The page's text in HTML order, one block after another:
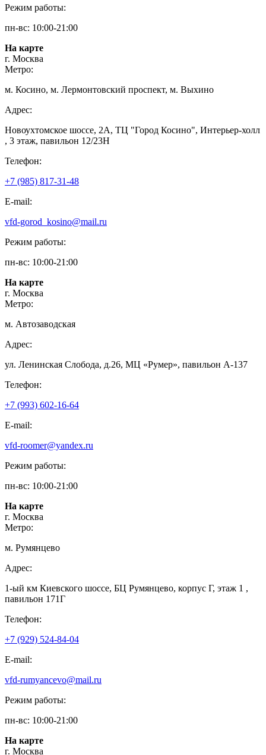
Режим работы:
пн-вс: 10:00-21:00
На карте
г. Москва
Метро:
м. Косино, м. Лермонтовский проспект, м. Выхино
Адрес:
Новоухтомское шоссе, 2А, ТЦ "Город Косино", Интерьер-холл
, 3 этаж, павильон 12/23Н
Телефон:
+7 (985) 817-31-48
E-mail:
vfd-gorod_kosino@mail.ru
Режим работы:
пн-вс: 10:00-21:00
На карте
г. Москва
Метро:
м. Автозаводская
Адрес:
ул. Ленинская Слобода, д.26, МЦ «Румер», павильон А-137
Телефон:
+7 (993) 602-16-64
E-mail:
vfd-roomer@yandex.ru
Режим работы:
пн-вс: 10:00-21:00
На карте
г. Москва
Метро:
м. Румянцево
Адрес:
1-ый км Киевского шоссе, БЦ Румянцево, корпус Г, этаж 1 ,
павильон 171Г
Телефон:
+7 (929) 524-84-04
E-mail:
vfd-rumyancevo@mail.ru
Режим работы:
пн-вс: 10:00-21:00
На карте
г. Москва